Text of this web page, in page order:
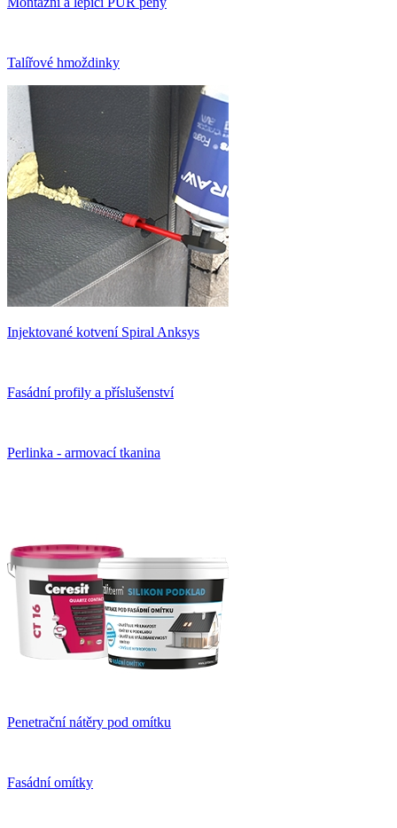
Talířové hmoždinky
Injektované kotvení Spiral Anksys
Fasádní profily a příslušenství
Perlinka - armovací tkanina
Penetrační nátěry pod omítku
Fasádní omítky